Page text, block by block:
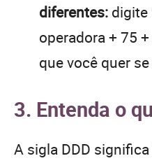
diferentes: digite
operadora + 75
que você quer
3. Entenda o
A sigla DDD